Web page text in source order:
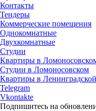
Контакты
Тендеры
Коммерческие помещения
Однокомнатные
Двухкомнатные
Студии
Квартиры в
Студии в Ломоносовском
Квартиры в
Telegram
Vkontakte
Подпишитесь на